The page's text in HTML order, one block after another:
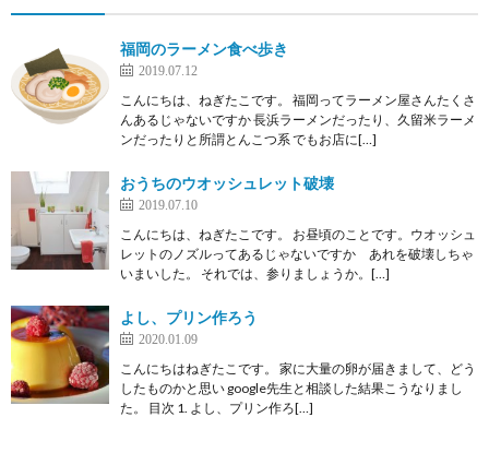
福岡のラーメン食べ歩き
2019.07.12
こんにちは、ねぎたこです。 福岡ってラーメン屋さんたくさ
んあるじゃないですか 長浜ラーメンだったり、久留米ラーメ
ンだったりと所謂とんこつ系 でもお店に[…]
おうちのウオッシュレット破壊
2019.07.10
こんにちは、ねぎたこです。 お昼頃のことです。ウオッシュ
レットのノズルってあるじゃないですか あれを破壊しちゃ
いまいした。 それでは、参りましょうか。[…]
よし、プリン作ろう
2020.01.09
こんにちはねぎたこです。 家に大量の卵が届きまして、どう
したものかと思い google先生と相談した結果こうなりまし
た。 目次 1. よし、プリン作ろ[…]